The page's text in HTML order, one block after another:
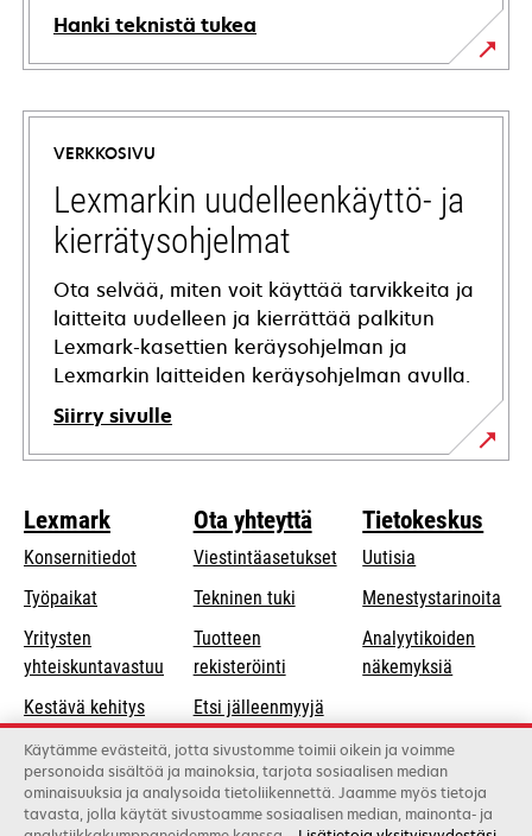
Hanki teknistä tukea
opens
in
new
tab
VERKKOSIVU
Lexmarkin uudelleenkäyttö- ja
kierrätysohjelmat
Ota selvää, miten voit käyttää tarvikkeita ja
laitteita uudelleen ja kierrättää palkitun
Lexmark-kasettien keräysohjelman ja
Lexmarkin laitteiden keräysohjelman avulla.
Siirry sivulle
Lexmark
Konsernitiedot
Työpaikat
Yritysten
yhteiskuntavastuu opens
a
new
tab
Kestävä kehitys
Lexmarkin
kumppanit
Ota yhteyttä
Viestintäasetukset
Tekninen tukiopens
tab
Tuotteen
rekisteröinti
Etsi jälleenmyyjä
Luettelo
tukkukauppiaista
Tietokeskus
Uutisia
Menestystarinoita
Analyytikoiden
näkemyksiä
Käytämme evästeitä, jotta sivustomme toimii oikein ja voimme
personoida sisältöä ja mainoksia, tarjota sosiaalisen median
ominaisuuksia ja analysoida tietoliikennettä. Jaamme myös tietoja
tavasta, jolla käytät sivustoamme sosiaalisen median, mainonta- ja